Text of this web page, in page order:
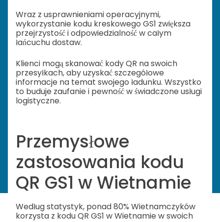
Wraz z usprawnieniami operacyjnymi,
wykorzystanie kodu kreskowego GS1 zwiększa
przejrzystość i odpowiedzialność w całym
łańcuchu dostaw.
Klienci mogą skanować kody QR na swoich
przesyłkach, aby uzyskać szczegółowe
informacje na temat swojego ładunku. Wszystko
to buduje zaufanie i pewność w świadczone usługi
logistyczne.
Przemysłowe
zastosowania kodu
QR GS1 w Wietnamie
Według statystyk, ponad 80% Wietnamczyków
korzysta z kodu QR GS1 w Wietnamie w swoich